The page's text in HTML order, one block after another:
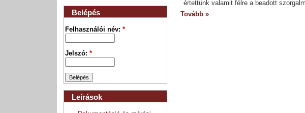
értettünk valamit félre a beadott
Tovább »
Belépés
Felhasználói név:*
Jelszó:*
Leírások